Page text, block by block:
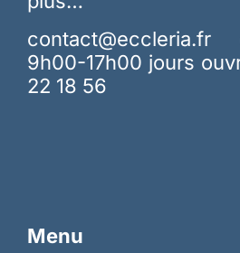
contact@eccleria.fr
9h00-17h00 jours
22 18 56
Menu